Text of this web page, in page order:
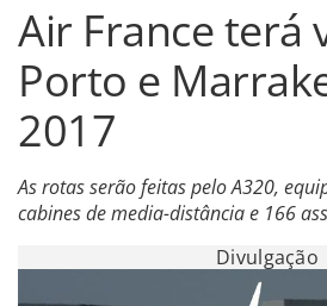
Air France terá
Porto e
2017
As rotas serão feitas pelo A320,
cabines de media-distância e 166
Divulgação